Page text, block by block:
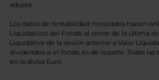
adopte.
Los datos de rentabilidad mostrados hacen
Liquidativos del Fondo al cierre de la última
Liquidativo de la sesión anterior a Valor
dividendos si el fondo es de reparto. Todas
en la divisa Euro.